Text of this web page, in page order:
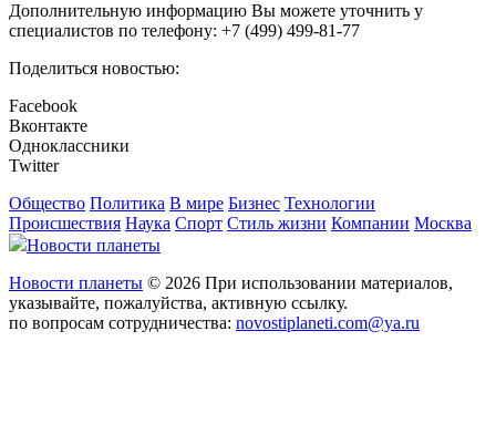
Дополнительную информацию Вы можете уточнить у
специалистов по телефону: +7 (499) 499-81-77
Поделиться новостью:
Facebook
Вконтакте
Одноклассники
Twitter
Общество Политика В мире Бизнес Технологии
Происшествия Наука Спорт Стиль жизни Компании Москва
Новости планеты
Новости планеты © 2026 При использовании материалов,
указывайте, пожалуйства, активную ссылку.
по вопросам сотрудничества: novostiplaneti.com@ya.ru